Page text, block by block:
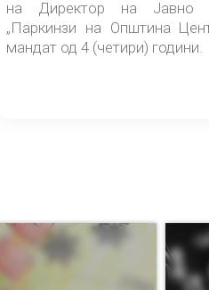
на Директор на Јавно
„Паркинзи на Општина
мандат од 4 (четири) години.